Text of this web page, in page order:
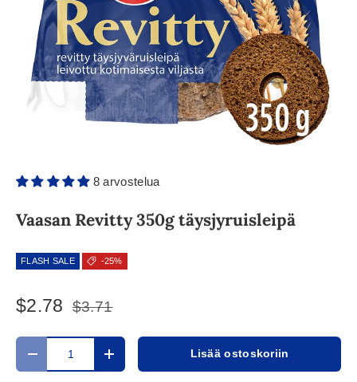
8 arvostelua
Vaasan Revitty 350g täysjyruisleipä
FLASH SALE -25%
$2.78 $3.71
Määrä
Translation missing: fi.cart.items.decrease_quantity
Translation missing:Lisää ostoskoriin